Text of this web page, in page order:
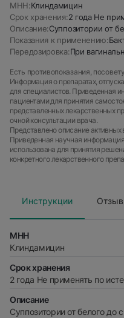
МНН:Клиндамицин
Срок хранения:2 года Не применять по истечении срока
годности.
Описание:Суппозитории от
торпедообразной
Показания к применению:
Передозировка:При
достаточном
Есть противопоказания,
Информация о препаратах,
для специалистов. Приведенная
пациентами для принятия
представленных лекарственных
очной консультации врача.
Представлено описание активных
Приведенная научная
использована для принятия
конкретного лекарственного
Инструкции
МНН
Клиндамицин
Срок хранения
2 года Не применять по
Описание
Суппозитории от белого до